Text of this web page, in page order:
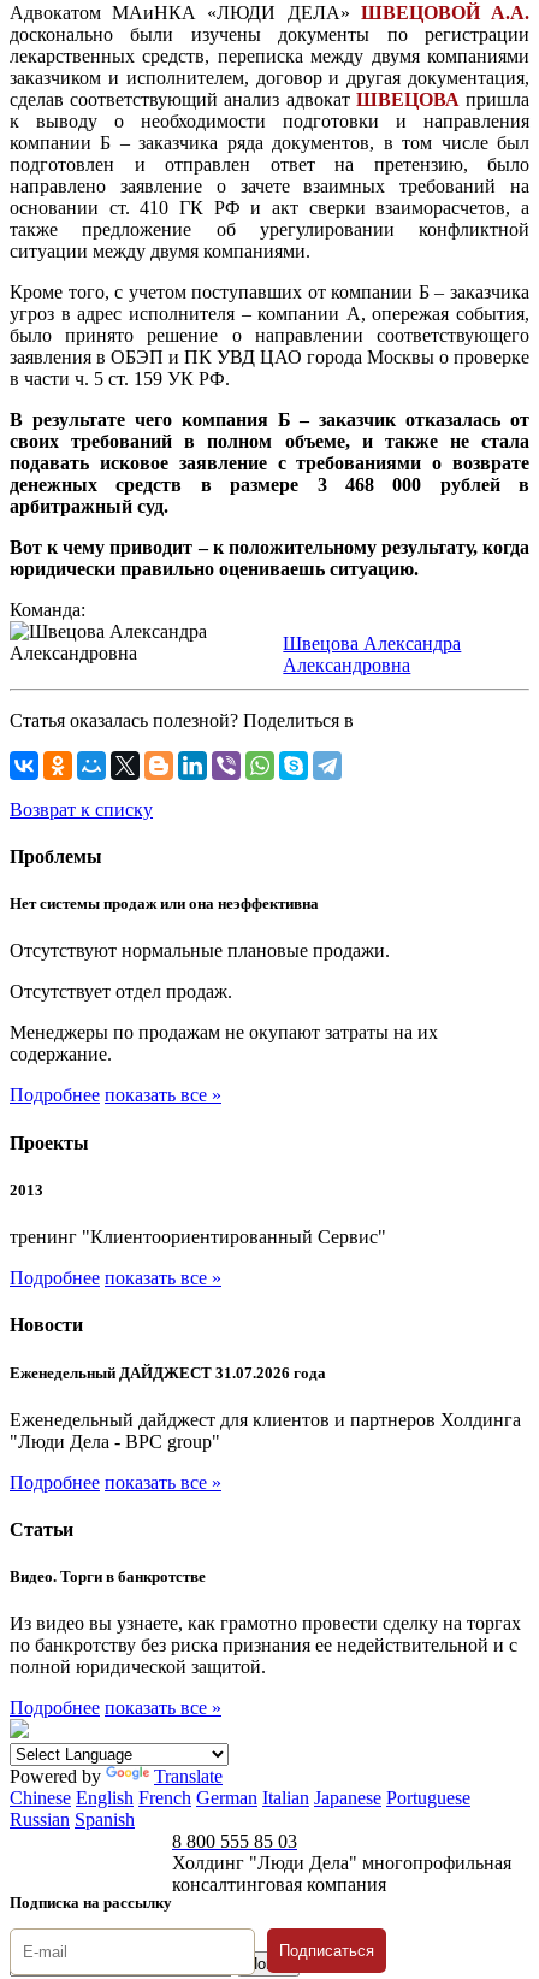
Адвокатом МАиНКА «ЛЮДИ ДЕЛА» ШВЕЦОВОЙ А.А.
досконально были изучены документы по регистрации
лекарственных средств, переписка между двумя компаниями
заказчиком и исполнителем, договор и другая документация,
сделав соответствующий анализ адвокат ШВЕЦОВАпришла
к выводу о необходимости подготовки и направления
компании Б – заказчика ряда документов, в том числе был
подготовлен и отправлен ответ на претензию, было
направлено заявление о зачете взаимных требований на
основании ст. 410 ГК РФ и акт сверки взаиморасчетов, а
также предложение об урегулировании конфликтной
ситуации между двумя компаниями.
Кроме того, с учетом поступавших от компании Б – заказчика
угроз в адрес исполнителя – компании А, опережая события,
было принято решение о направлении соответствующего
заявления в ОБЭП и ПК УВД ЦАО города Москвы о проверке
в части ч. 5 ст. 159 УК РФ.
В результате чего компания Б – заказчик отказалась от
своих требований в полном объеме, и также не стала
подавать исковое заявление с требованиями о возврате
денежных средств в размере 3 468 000 рублей в
арбитражный суд.
Вот к чему приводит – к положительному результату, когда
юридически правильно оцениваешь ситуацию.
Команда:
Швецова Александра
Александровна
Статья оказалась полезной? Поделиться в
Возврат к списку
Проблемы
Нет системы продаж или она неэффективна
Отсутствуют нормальные плановые продажи.
Отсутствует отдел продаж.
Менеджеры по продажам не окупают затраты на их
содержание.
Подробнее показать все »
Проекты
2013
тренинг "Клиентоориентированный Сервис"
Подробнее показать все »
Новости
Еженедельный ДАЙДЖЕСТ 31.07.2026 года
Еженедельный дайджест для клиентов и партнеров Холдинга
"Люди Дела - BPC group"
Подробнее показать все »
Статьи
Видео. Торги в банкротстве
Из видео вы узнаете, как грамотно провести сделку на торгах
по банкротству без риска признания ее недействительной и с
полной юридической защитой.
Подробнее показать все »
Powered by
Translate
Chinese English French German Italian Japanese Portuguese
Russian Spanish
Подписка на рассылку
8 800 555 85 03
Холдинг "Люди Дела" многопрофильная
консалтинговая компания
Подписаться